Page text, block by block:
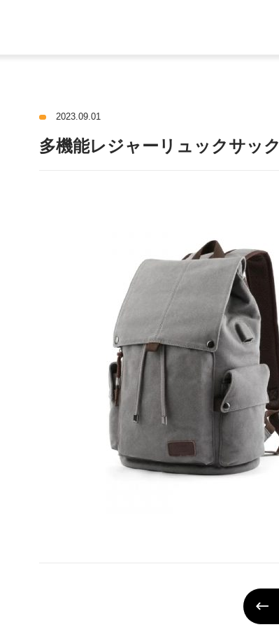
2023.09.01
多機能レジャーリュックサック